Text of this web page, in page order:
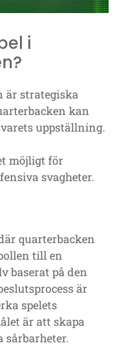
i
är strategiska
kan
uppställning.
möjligt för
svagheter.
quarterbacken
till en
baserat på den
är
spelets
är att skapa
sårbarheter.